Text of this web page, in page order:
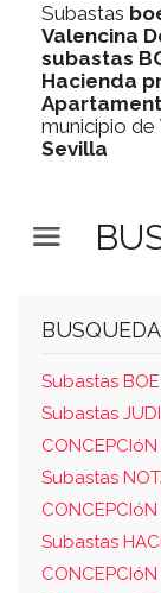
Subastas
Valencina
subastas
Hacienda
municipio de
Sevilla
Subastas
Subastas
CONCEPCIóN
Subastas
CONCEPCIóN
Subastas
CONCEPCIóN